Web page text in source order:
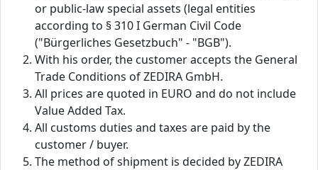
or public-law special assets (legal entities
according to § 310 I German Civil Code
("Bürgerliches Gesetzbuch" - "BGB").
With his order, the customer accepts the General
Trade Conditions of ZEDIRA GmbH.
All prices are quoted in EURO and do not include
Value Added Tax.
All customs duties and taxes are paid by the
customer / buyer.
The method of shipment is decided by ZEDIRA